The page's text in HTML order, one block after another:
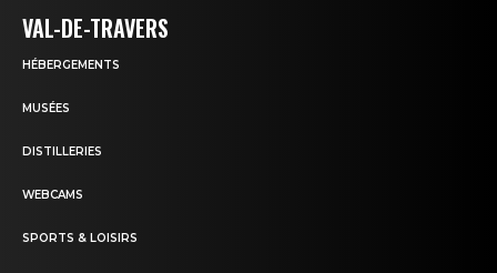
VAL-DE-TRAVERS
HÉBERGEMENTS
MUSÉES
DISTILLERIES
WEBCAMS
SPORTS & LOISIRS